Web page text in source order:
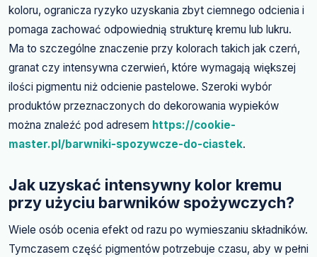
koloru, ogranicza ryzyko uzyskania zbyt ciemnego odcienia i
pomaga zachować odpowiednią strukturę kremu lub lukru.
Ma to szczególne znaczenie przy kolorach takich jak czerń,
granat czy intensywna czerwień, które wymagają większej
ilości pigmentu niż odcienie pastelowe. Szeroki wybór
produktów przeznaczonych do dekorowania wypieków
można znaleźć pod adresem https://cookie-
master.pl/barwniki-spozywcze-do-ciastek.
Jak uzyskać intensywny kolor kremu
przy użyciu barwników spożywczych?
Wiele osób ocenia efekt od razu po wymieszaniu składników.
Tymczasem część pigmentów potrzebuje czasu, aby w pełni